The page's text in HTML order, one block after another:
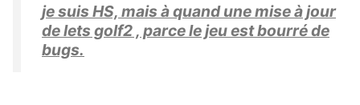
je suis HS, mais à quand une mise à jour
de lets golf2 , parce le jeu est bourré de
bugs.